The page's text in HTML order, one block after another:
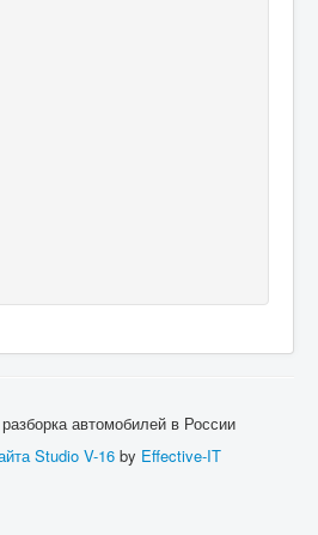
автомобилей в России
Studio V-16by Effective-IT